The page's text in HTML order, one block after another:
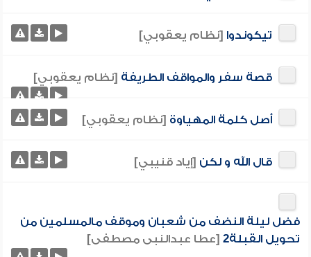
تيكوندوا [نظام يعقوبي]
قصة سفر والمواقف الطريفة [نظام يعقوبي]
أصل كلمة المهياوة [نظام يعقوبي]
قال الله و لكن [إياد قنيبي]
فضل ليلة النضف من شعبان وموقف مالمسلمين من
تحويل القبلة2
[عطا عبدالنبى مصطفى]